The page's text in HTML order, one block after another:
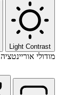
Light Contrast
מודולי אוריינטציה